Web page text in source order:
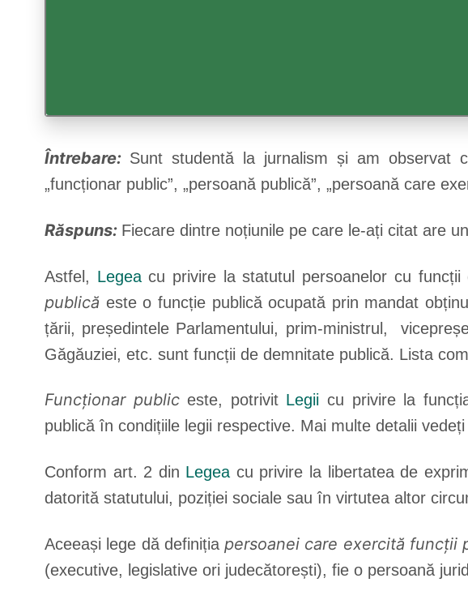
Întrebare: Sunt studentă la jurnalism și am observat
„funcționar public”, „persoană publică”, „persoană care
Răspuns: Fiecare dintre noțiunile pe care le-ați citat are
Astfel, Legeacu privire la statutul persoanelor cu
publică este o funcție publică ocupată prin mandat
țării, președintele Parlamentului, prim-ministrul,
Găgăuziei, etc. sunt funcții de demnitate publică. Lista
Funcționar publiceste, potrivit Legii cu privire la
publică în condițiile legii respective. Mai multe detalii
Conform art. 2 din Legea cu privire la libertatea de
datorită statutului, poziției sociale sau în virtutea altor
Aceeași lege dă definiția persoanei care exercită funcții
(executive, legislative ori judecătorești), fie o persoană